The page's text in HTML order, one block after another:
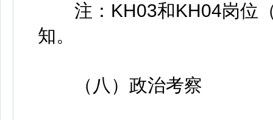
注：KH03和KH04岗位（
知。
（八）政治考察